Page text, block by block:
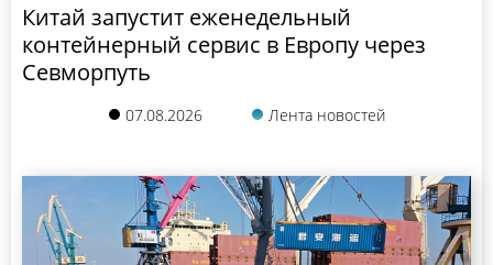
Китай запустит еженедельный
контейнерный сервис в Европу через
Севморпуть
07.08.2026 Лента новостей